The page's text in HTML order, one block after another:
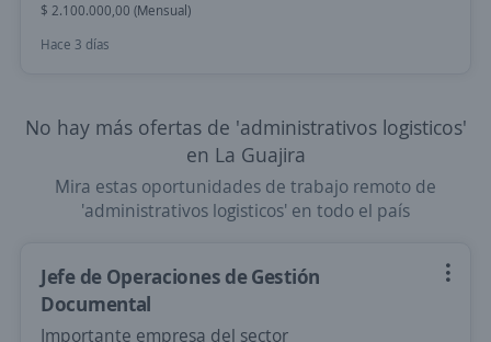
$ 2.100.000,00 (Mensual)
Hace 3 días
No hay más ofertas de 'administrativos logisticos'
en La Guajira
Mira estas oportunidades de trabajo remoto de
'administrativos logisticos' en todo el país
Jefe de Operaciones de Gestión
Documental
Importante empresa del sector